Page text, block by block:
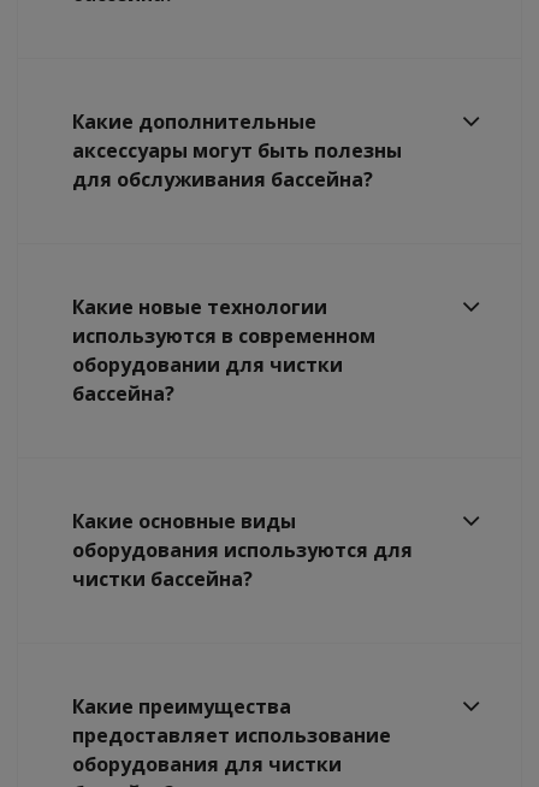
Какие дополнительные
аксессуары могут быть полезны
для обслуживания бассейна?
Какие новые технологии
используются в современном
оборудовании для чистки
бассейна?
Какие основные виды
оборудования используются для
чистки бассейна?
Какие преимущества
предоставляет использование
оборудования для чистки